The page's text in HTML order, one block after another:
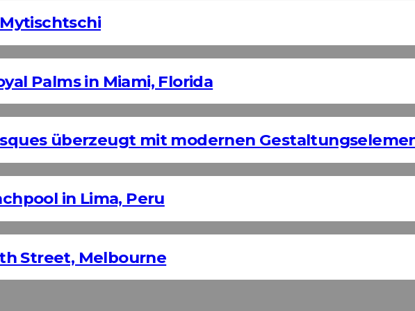
Palms in Miami, Florida
überzeugt mit modernen
in Lima, Peru
Street, Melbourne